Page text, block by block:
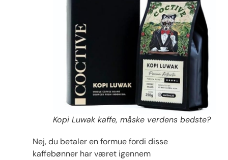
Kopi Luwak kaffe, måske verdens bedste?
Nej, du betaler en formue fordi disse
kaffebønner har været igennem